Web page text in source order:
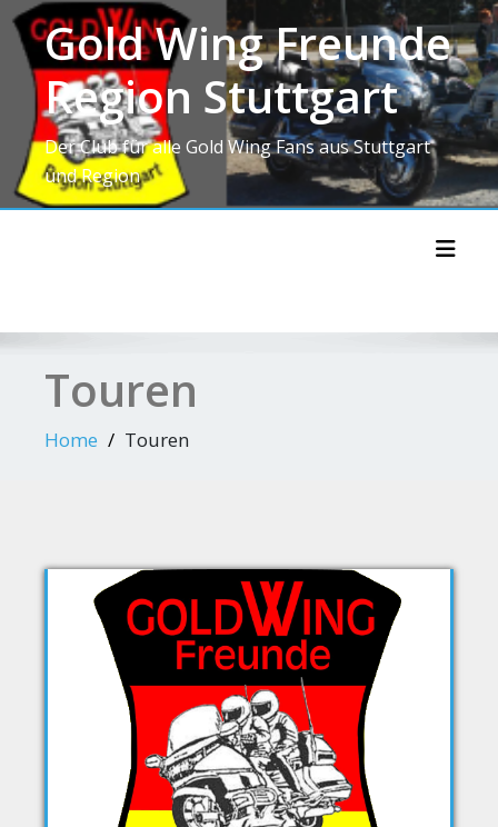
Skip
contentGold Wing Freunde
Region Stuttgart
Der Club für alle Gold Wing Fans aus Stuttgart
und Region
Touren
Home Touren